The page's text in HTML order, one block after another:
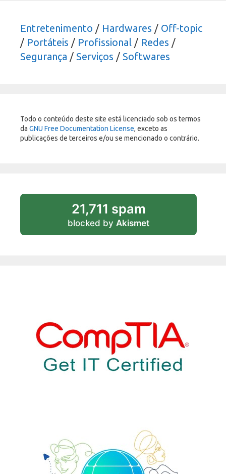
Entretenimento / Hardwares / Off-topic
/ Portáteis / Profissional / Redes /
Segurança / Serviços / Softwares
Todo o conteúdo deste site está licenciado sob os termos
da GNU Free Documentation License, exceto as
publicações de terceiros e/ou se mencionado o contrário.
21,711 spam
blocked by Akismet